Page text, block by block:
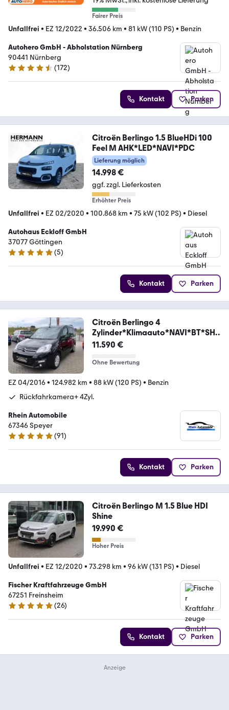
Fairer Preis
Unfallfrei • EZ 12/2022 • 36.506 km • 81 kW (110 PS) • Benzin
Autohero GmbH - Abholstation Nürnberg
90441 Nürnberg
4.5 Sterne
(172)
Kontakt Parken
Citroën Berlingo 1.5 BlueHDi 100
Feel M AHK*LED*NAVI*PDC
Lieferung möglich
14.998 €
ggf. zzgl. Lieferkosten
Erhöhter Preis
Unfallfrei • EZ 02/2020 • 100.868 km • 75 kW (102 PS) • Diesel
Autohaus Eckloff GmbH
37077 Göttingen
4.8 Sterne
(5)
Kontakt Parken
Citroën Berlingo 4
Zylinder*Klimaauto*NAVI*BT*SHZ
*FSE*SH
11.590 €
Ohne Bewertung
EZ 04/2016• 124.982 km • 88 kW (120 PS) • Benzin
Rückfahrkamera+ 4Zyl.
Rhein Automobile
67346 Speyer
5 Sterne
(91)
Kontakt Parken
Citroën Berlingo M 1.5 Blue HDI
Shine
19.990 €
Hoher Preis
Unfallfrei • EZ 12/2020 • 73.298 km • 96 kW (131 PS) • Diesel
Fischer Kraftfahrzeuge GmbH
67251 Freinsheim
5 Sterne
(26)
Kontakt Parken